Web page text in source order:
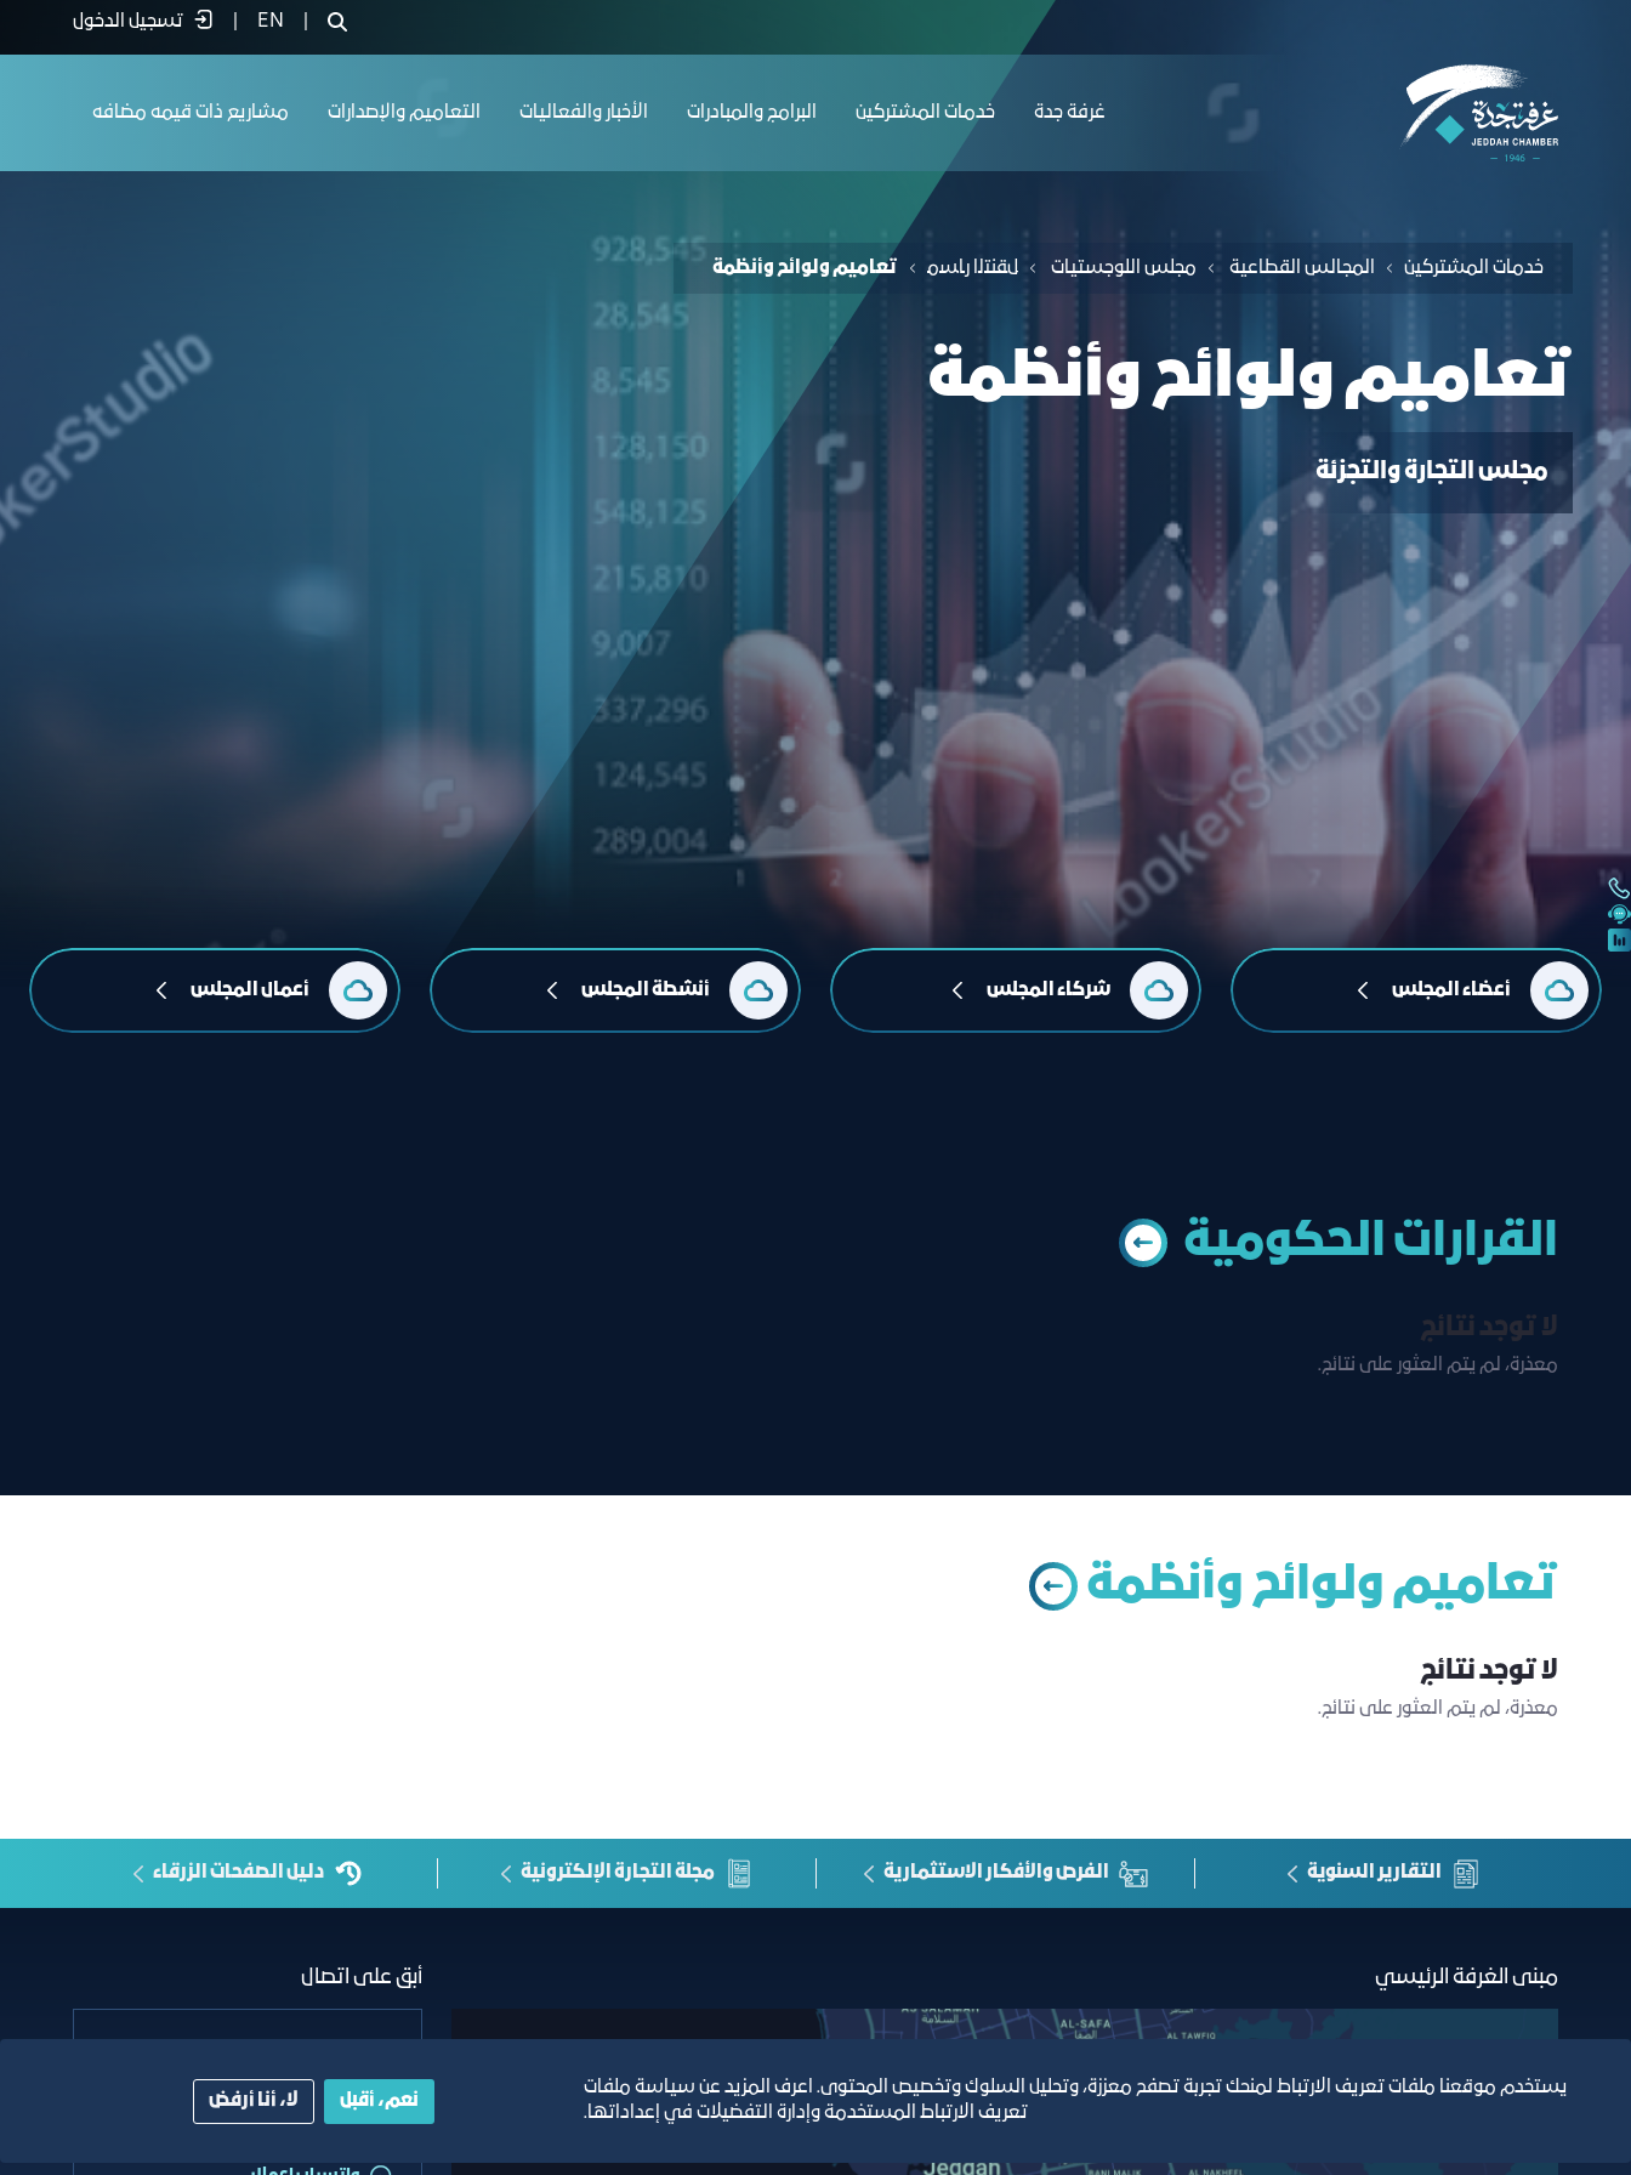
EN تسجيل الدخول
ﻏﺮﻓﺔ ﺟﺪة ﺧﺪﻣﺎت المشتركين البرامج والمبادرات الأخبار والفعاليات التعاميم والإصدارات مشاريع ذات قيمه مضافه
ﺧﺪﻣﺎت المشتركين اﻟﻤﺠﺎﻟﺲ اﻟﻘﻄﺎﻋﯿﺔ مجلس اللوجستيات ﻞﻘﻨﺘﻟا رﺎﺴﻣ تعاميم ولوائح وأنظمة
تعاميم ولوائح وأنظمة
ﻣﺠﻠﺲ اﻟﺘﺠﺎرة واﻟﺘﺠﺰﺋﺔ
أعضاء المجلس شركاء المجلس أنشطة المجلس أعمال المجلس
القرارات الحكومية
لا توجد نتائج
معذرة، لم يتم العثور على نتائج.
تعاميم ولوائح وأنظمة
لا توجد نتائج
معذرة، لم يتم العثور على نتائج.
التقارير السنوية الفرص والأفكار الاستثمارية مجلة التجارة الإلكترونية دليل الصفحات الزرقاء
مبنى الغرفة الرئيسي أبق على اتصال
٩٢٠٠٢٤٢٠٠
يستخدم موقعنا ملفات تعريف الارتباط لمنحك تجربة تصفح معززة، وتحليل السلوك وتخصيص المحتوى. اعرف المزيد عن سياسة ملفات
تعريف الارتباط المستخدمة وإدارة التفضيلات في إعداداتها.
نعم، أقبل لا، أنا أرفض